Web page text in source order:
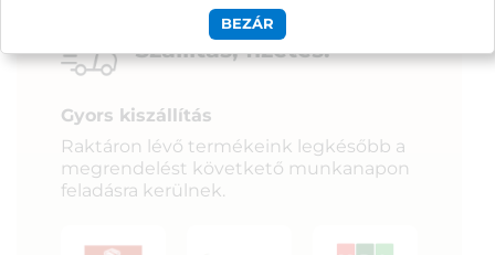
Szállítás, fizetés:
Gyors kiszállítás
Raktáron lévő termékeink legkésőbb a
megrendelést követkető munkanapon
feladásra kerülnek.
BEZÁR